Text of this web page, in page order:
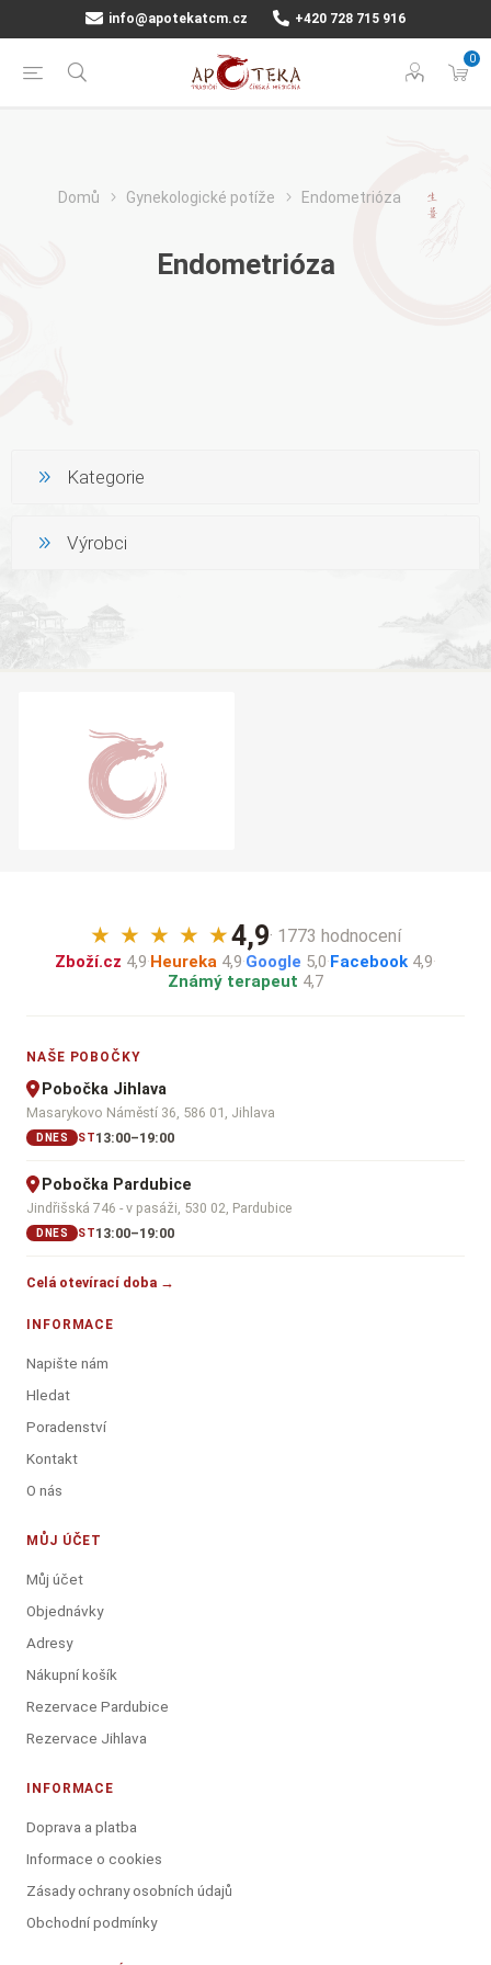
info@apotekatcm.cz +420 728 715 916
0
Domů Gynekologické potíže Endometrióza
Endometrióza
Kategorie
Výrobci
★ ★ ★ ★ ★4,9· 1773 hodnocení
Zboží.cz 4,9·Heureka 4,9·Google 5,0·Facebook 4,9·
Známý terapeut 4,7
NAŠE POBOČKY
Pobočka Jihlava
Masarykovo Náměstí 36, 586 01, Jihlava
DNES ST13:00–19:00
Pobočka Pardubice
Jindřišská 746 - v pasáži, 530 02, Pardubice
DNES ST13:00–19:00
Celá otevírací doba →
INFORMACE
Napište nám
Hledat
Poradenství
Kontakt
O nás
MŮJ ÚČET
Můj účet
Objednávky
Adresy
Nákupní košík
Rezervace Pardubice
Rezervace Jihlava
INFORMACE
Doprava a platba
Informace o cookies
Zásady ochrany osobních údajů
Obchodní podmínky